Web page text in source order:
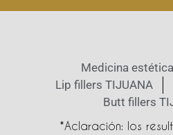
Medicina
Lip fillers TIJUANA
Butt fillers
*Aclaración: los